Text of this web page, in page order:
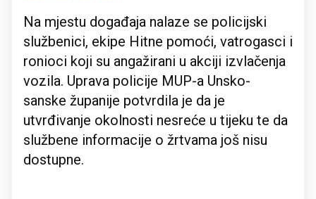
Na mjestu događaja nalaze se policijski
službenici, ekipe Hitne pomoći, vatrogasci i
ronioci koji su angažirani u akciji izvlačenja
vozila. Uprava policije MUP-a Unsko-
sanske županije potvrdila je da je
utvrđivanje okolnosti nesreće u tijeku te da
službene informacije o žrtvama još nisu
dostupne.